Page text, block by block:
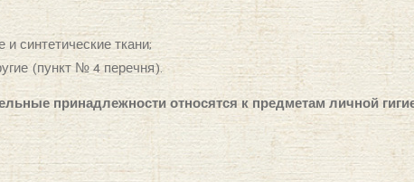
синтетические ткани;
(пункт № 4 перечня).
принадлежности относятся к предметам личной